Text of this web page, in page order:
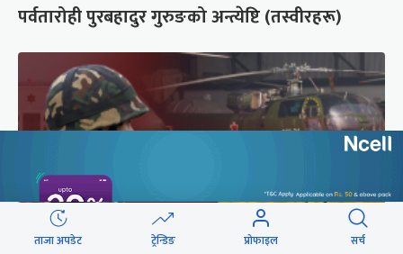
पर्वतारोही पुरबहादुर गुरुङको अन्त्येष्टि (तस्वीरहरू)
ताजा अपडेट ट्रेन्डिङ प्रोफाइल सर्च